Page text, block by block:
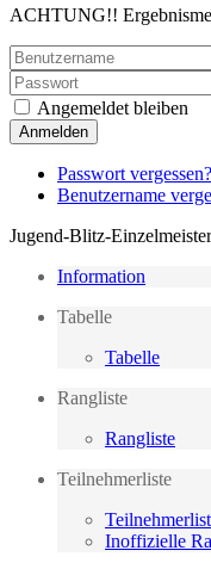
ACHTUNG!!
Angemeldet bleiben
Anmelden
Passwort vergessen?
Benutzername
Jugend-Blitz-
Information
Tabelle
Tabelle
Rangliste
Rangliste
Teilnehmerliste
Inoffizielle